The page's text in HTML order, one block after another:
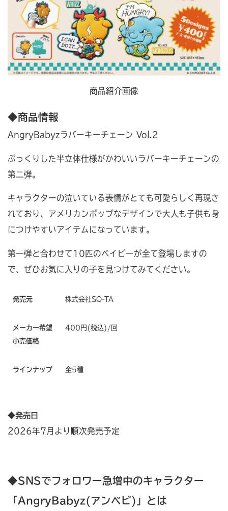
商品紹介画像
◆商品情報
AngryBabyzラバーキーチェーン Vol.2
ぷっくりした半立体仕様がかわいいラバーキーチェーンの
第二弾。
キャラクターの泣いている表情がとても可愛らしく再現さ
れており、アメリカンポップなデザインで大人も子供も身
につけやすいアイテムになっています。
第一弾と合わせて10匹のベイビーが全て登場しますの
で、ぜひお気に入りの子を見つけてみてください。
発売元 株式会社SO-TA
メーカー希望
小売価格
400円(税込)/回
ラインナップ 全5種
◆発売日
2026年7月より順次発売予定
◆SNSでフォロワー急増中のキャラクター
「AngryBabyz(アンベビ)」とは